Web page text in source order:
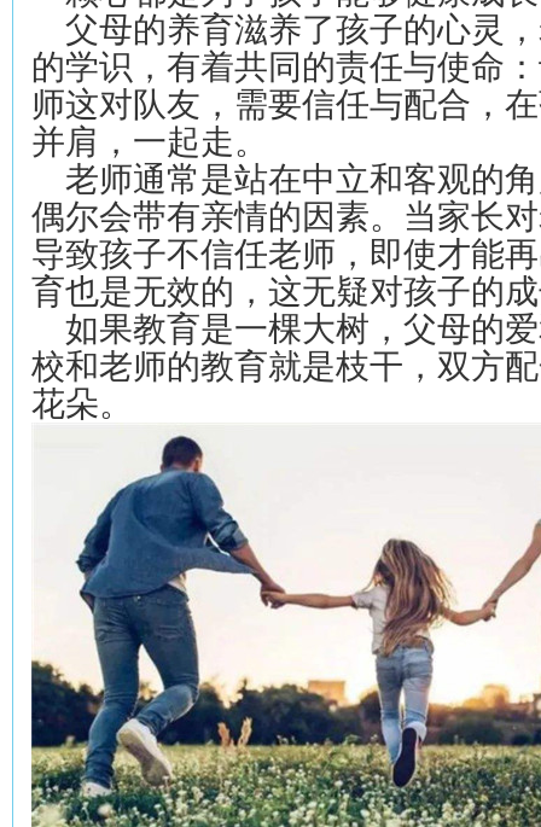
父母的养育滋养了孩子的心灵
的学识，有着共同的责任与使命
师这对队友，需要信任与配合，
并肩，一起走。
老师通常是站在中立和客观的
偶尔会带有亲情的因素。当家长
导致孩子不信任老师，即使才能
育也是无效的，这无疑对孩子的
如果教育是一棵大树，父母的
校和老师的教育就是枝干，双方
花朵。